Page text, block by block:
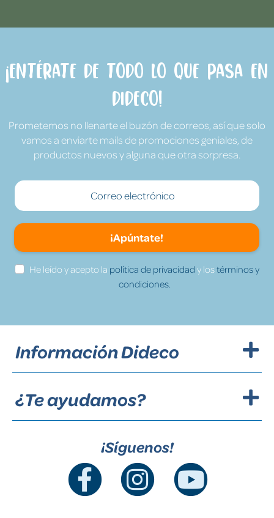
¡Entérate de todo lo que pasa en
Dideco!
Prometemos no llenarte el buzón de correos, así que solo
vamos a enviarte mails de promociones geniales, de
productos nuevos y alguna que otra sorpresa.
¡Apúntate!
He leído y acepto la política de privacidad y lostérminos y
condiciones.
Información Dideco
¿Te ayudamos?
¡Síguenos!